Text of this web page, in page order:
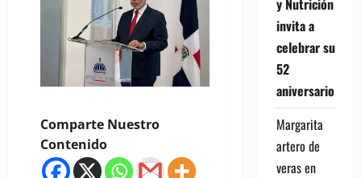
Comparte Nuestro
Contenido
y Nutrición
invita a
celebrar su
52
aniversario
Margarita
artero de
verasen